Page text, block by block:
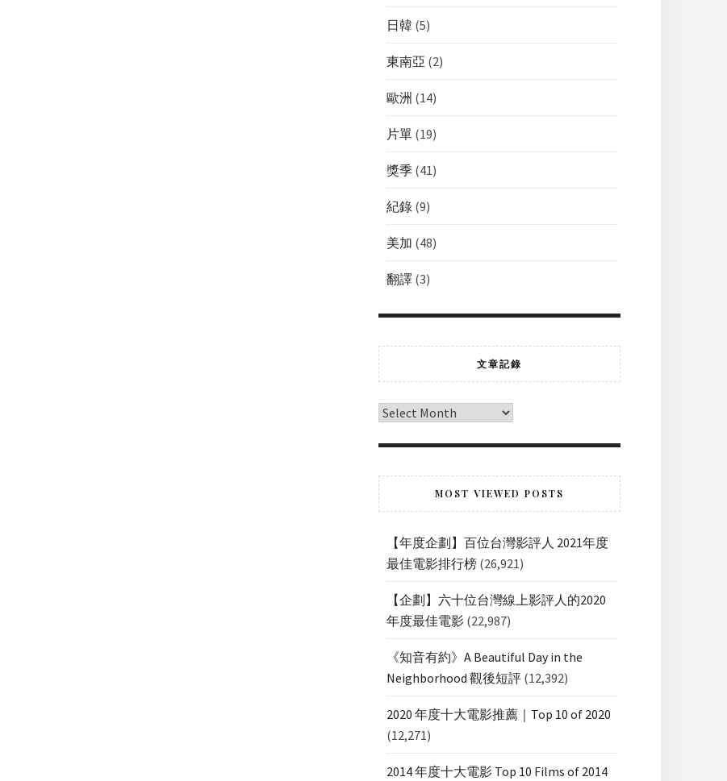
日韓 (5)
東南亞 (2)
歐洲 (14)
片單 (19)
獎季 (41)
紀錄 (9)
美加 (48)
翻譯 (3)
文章記錄
MOST VIEWED POSTS
【年度企劃】百位台灣影評人 2021年度
最佳電影排行榜 (26,921)
【企劃】六十位台灣線上影評人的2020
年度最佳電影 (22,987)
《知音有約》A Beautiful Day in the
Neighborhood 觀後短評 (12,392)
2020 年度十大電影推薦｜Top 10 of 2020
(12,271)
2014 年度十大電影 Top 10 Films of 2014